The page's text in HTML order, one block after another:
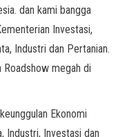
dan kami bangga
Investasi,
Industri dan Pertanian.
Roadshow megah di
Ekonomi
Industri, Investasi dan